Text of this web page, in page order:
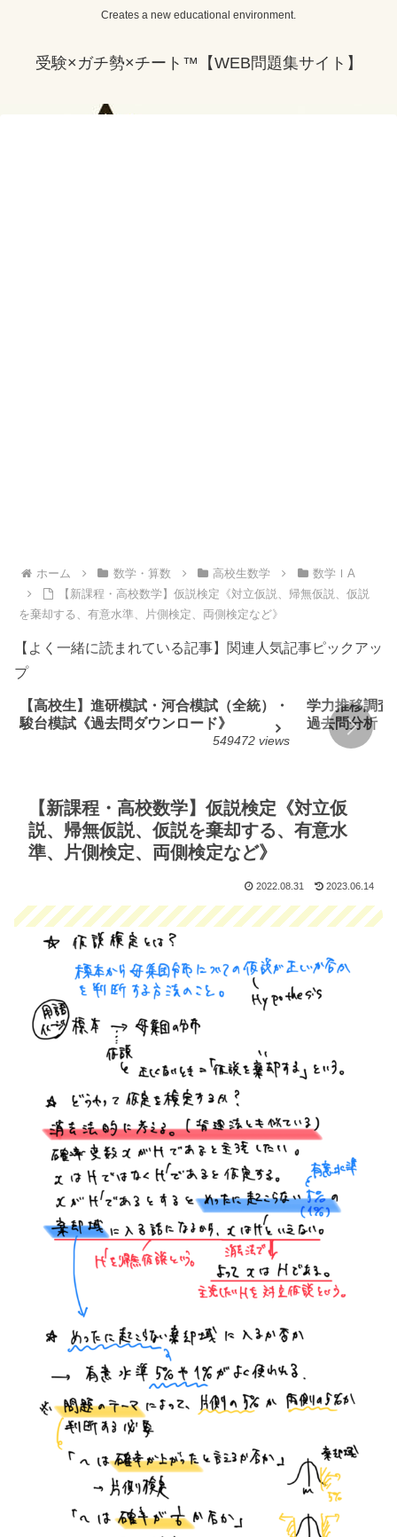
Creates a new educational environment.
受験×ガチ勢×チート™【WEB問題集サイト】
ホーム 数学・算数 高校生数学
数学ＩA
【新課程・高校数学】仮説検定《対立仮説、帰無仮説、仮説
を棄却する、有意水準、片側検定、両側検定など》
【よく一緒に読まれている記事】関連人気記事ピックアッ
プ
【高校生】進研模試・河合模試（全統）・
駿台模試《過去問ダウンロード》
549472 views
学力推移調査
過去問分析
【新課程・高校数学】仮説検定《対立仮
説、帰無仮説、仮説を棄却する、有意水
準、片側検定、両側検定など》
2022.08.31 2023.06.14